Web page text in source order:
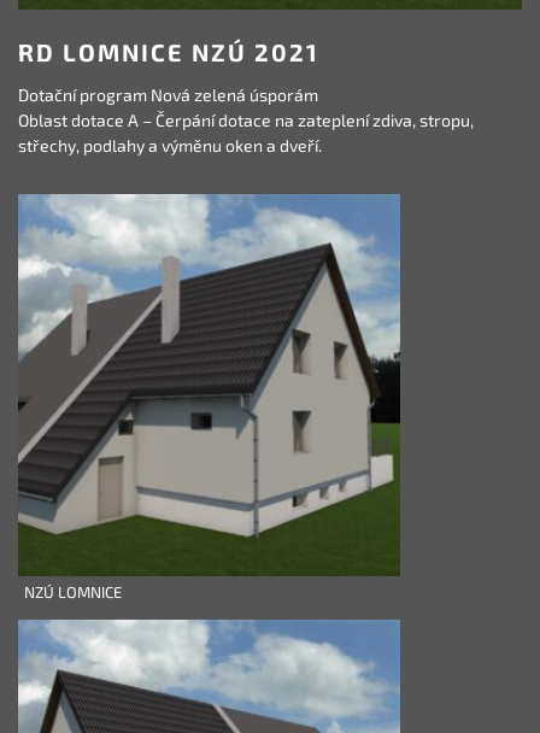
RD LOMNICE NZÚ 2021
Dotační program Nová zelená úsporám
Oblast dotace A – Čerpání dotace na zateplení zdiva, stropu,
střechy, podlahy a výměnu oken a dveří.
NZÚ LOMNICE